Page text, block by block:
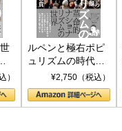
）
ルペンと極右ポピ
ュリズムの時代：
〈ヤヌス〉の二つ
の顔
¥2,750（税込）